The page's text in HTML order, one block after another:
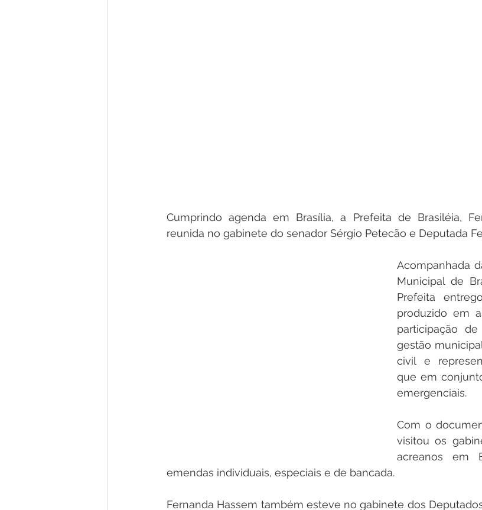
Cumprindo agenda em Brasília, a Prefeita de Brasiléia,
reunida no gabinete do senador Sérgio Petecão e Deputada
Acompanhada
Municipal de
Prefeita
produzido em
participação
gestão
civil e
que em
emergenciais.
Com o
visitou os
acreanos em
emendas individuais, especiais e de bancada.
Fernanda Hassem também esteve no gabinete dos